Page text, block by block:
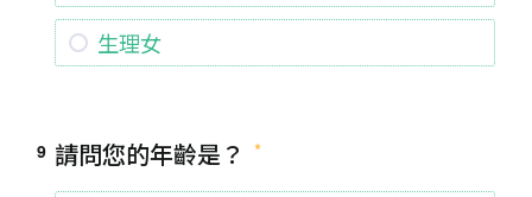
生理女
9 請問您的年齡是？